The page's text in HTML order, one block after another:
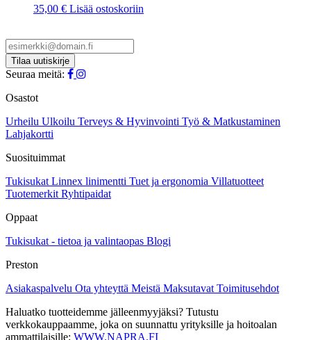
35,00 € Lisää ostoskoriin
Seuraa meitä:
Osastot
Urheilu Ulkoilu Terveys & Hyvinvointi Työ & Matkustaminen
Lahjakortti
Suosituimmat
Tukisukat Linnex linimentti Tuet ja ergonomia Villatuotteet
Tuotemerkit Ryhtipaidat
Oppaat
Tukisukat - tietoa ja valintaopas Blogi
Preston
Asiakaspalvelu Ota yhteyttä Meistä Maksutavat Toimitusehdot
Haluatko tuotteidemme jälleenmyyjäksi? Tutustu
verkkokauppaamme, joka on suunnattu yrityksille ja hoitoalan
ammattilaisille: WWW.NAPRA.FI